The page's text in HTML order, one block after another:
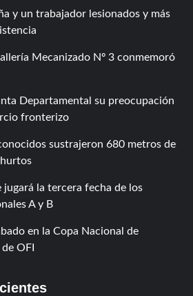
y un trabajador lesionados y más
Mecanizado Nº 3 conmemoró
Departamental su preocupación
fronterizo
sustrajeron 680 metros de
jugará la tercera fecha de los
A y B
en la Copa Nacional de
OFI